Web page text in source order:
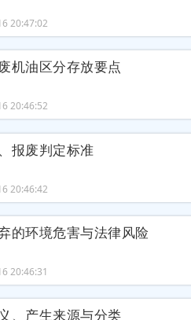
20:47:02
机油区分存放要点
20:46:52
报废判定标准
20:46:42
的环境危害与法律风险
20:46:31
、产生来源与分类